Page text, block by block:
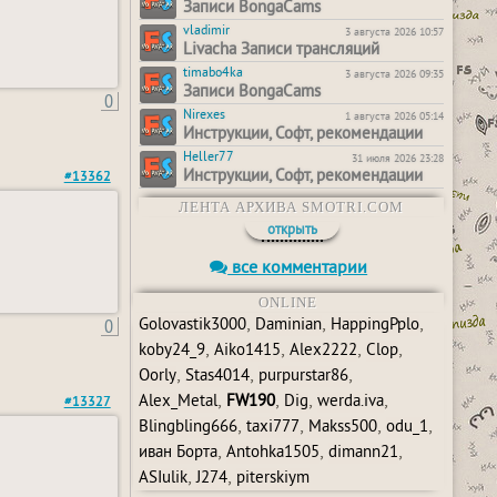
0
#13362
0
#13327
Записи BongaCams
vladimir 3 августа 2026 10:57
Livacha Записи трансляций
timabo4ka 3 августа 2026 09:35
Записи BongaCams
Nirexes 1 августа 2026 05:14
Инструкции, Софт, рекомендации
Heller77 31 июля 2026 23:28
Инструкции, Софт, рекомендации
ЛЕНТА АРХИВА SMOTRI.COM
открыть
все комментарии
ONLINE
Golovastik3000, Daminian, HappingPplo,
koby24_9, Aiko1415, Alex2222, Clop,
Oorly, Stas4014, purpurstar86,
Alex_Metal, FW190, Dig, werda.iva,
Blingbling666, taxi777, Makss500, odu_1,
иван Борта, Antohka1505, dimann21,
ASIulik,J274, piterskiym